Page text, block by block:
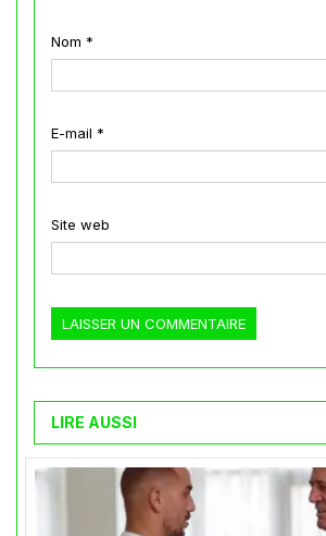
Nom *
E-mail *
Site web
LIRE AUSSI